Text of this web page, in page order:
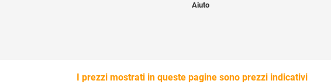
Aiuto
I prezzi mostrati in queste pagine sono prezzi indicativi